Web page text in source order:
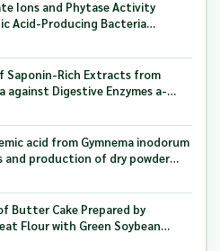
Ions and Phytase Activity
Acid-Producing Bacteria
Stages Rice Bran as
Rich Extracts from
Digestive Enzymes a-
Lipase
acid from Gymnema inodorum
and production of dry powder
Butter Cake Prepared by
Flour with Green Soybean